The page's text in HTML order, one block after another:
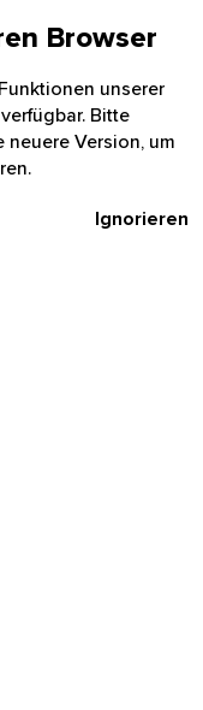
Browser
unserer
Bitte
neuere Version, um
Ignorieren